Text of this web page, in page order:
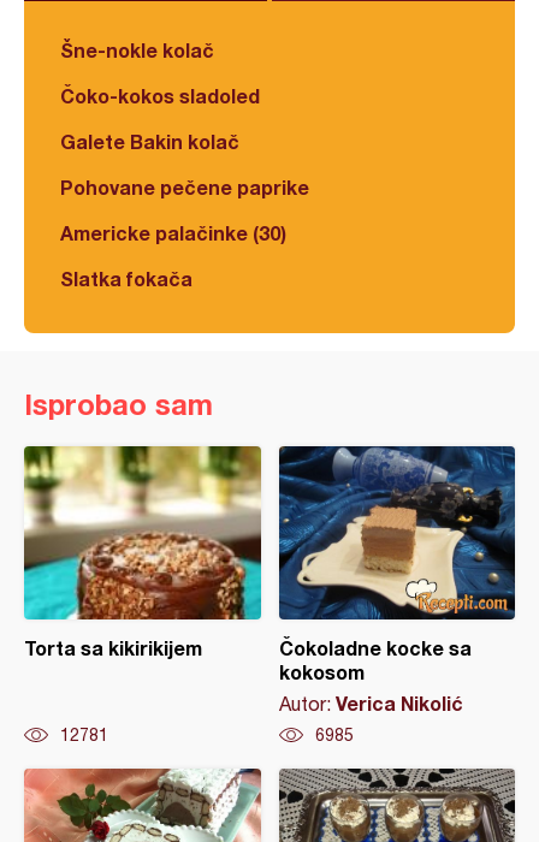
Šne-nokle kolač
Čoko-kokos sladoled
Galete Bakin kolač
Pohovane pečene paprike
Americke palačinke (30)
Slatka fokača
Isprobao sam
Torta sa kikirikijem
12781
Čokoladne kocke sa
kokosom
Autor: Verica Nikolić
6985